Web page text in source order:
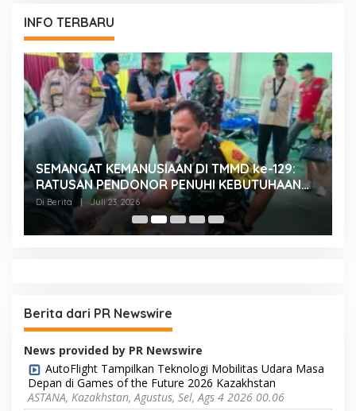
INFO TERBARU
SEMANGAT KEMANUSIAAN DI TMMD ke-129:
RATUSAN PENDONOR PENUHI KEBUTUHAAN
STOK DARAH
Di Berita | Juli 23, 2026
Berita dari PR Newswire
News provided by PR Newswire
AutoFlight Tampilkan Teknologi Mobilitas Udara Masa
Depan di Games of the Future 2026 Kazakhstan
ASTANA, Kazakhstan, Agustus, Sel, Ags 4 2026 00.06